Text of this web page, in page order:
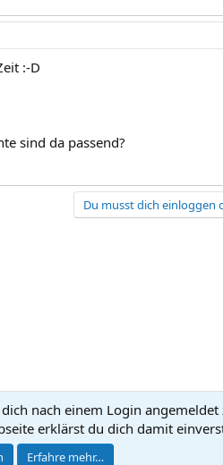
:-D
sind da passend?
Du musst dich einloggen
Kontakt
® © 2010-2026 XenForo Ltd.
nach einem Login
erklärst du dich damit
Erfahre mehr…